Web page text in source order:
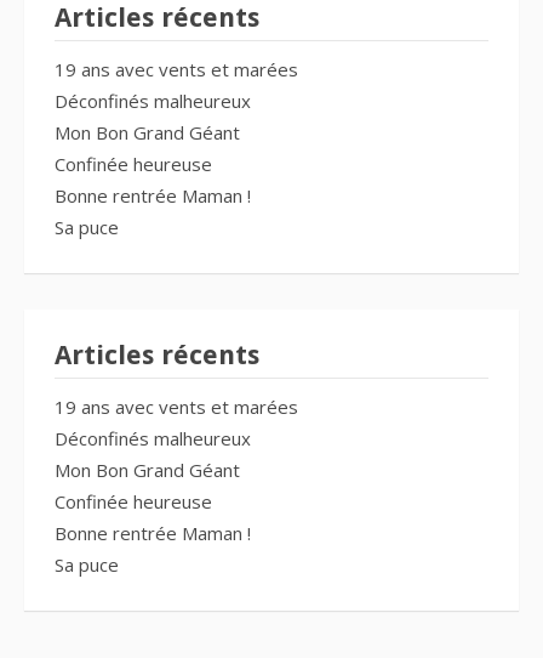
Articles récents
19 ans avec vents et marées
Déconfinés malheureux
Mon Bon Grand Géant
Confinée heureuse
Bonne rentrée Maman !
Sa puce
Articles récents
19 ans avec vents et marées
Déconfinés malheureux
Mon Bon Grand Géant
Confinée heureuse
Bonne rentrée Maman !
Sa puce